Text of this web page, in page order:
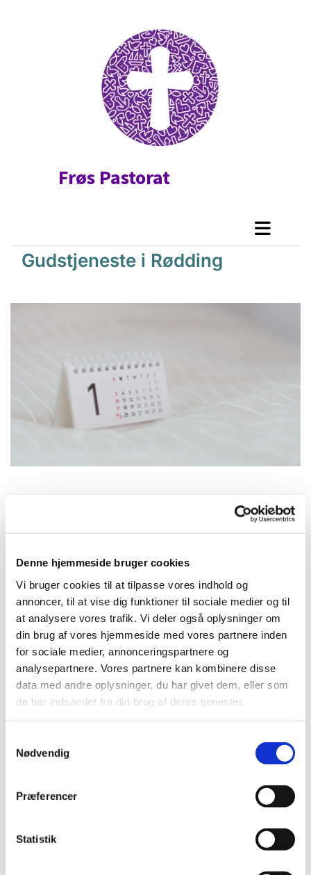
Denne hjemmeside bruger cookies
Vi bruger cookies til at tilpasse vores indhold og
annoncer, til at vise dig funktioner til sociale medier og til
at analysere vores trafik. Vi deler også oplysninger om
din brug af vores hjemmeside med vores partnere inden
for sociale medier, annonceringspartnere og
analysepartnere. Vores partnere kan kombinere disse
data med andre oplysninger, du har givet dem, eller som
de har indsamlet fra din brug af deres tjenester.
Nødvendig
Præferencer
Statistik
Frøs Pastorat
Gudstjeneste i Rødding
Søndag 15. november 2026, kl.
Erling Kristensen
Du vil måske også kunne
lide...